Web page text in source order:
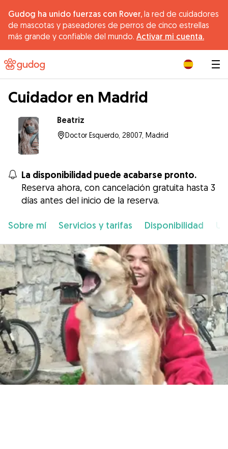
Gudog ha unido fuerzas con Rover, la red de cuidadores
de mascotas y paseadores de perros de cinco estrellas
más grande y confiable del mundo. Activar mi cuenta.
Cuidador en Madrid
Beatriz
Doctor Esquerdo, 28007, Madrid
La disponibilidad puede acabarse pronto.
Reserva ahora, con cancelación gratuita hasta 3
días antes del inicio de la reserva.
Sobre mí Servicios y tarifas Disponibilidad